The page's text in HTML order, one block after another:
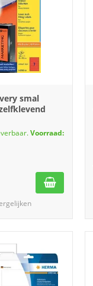
smal
Voorraad: